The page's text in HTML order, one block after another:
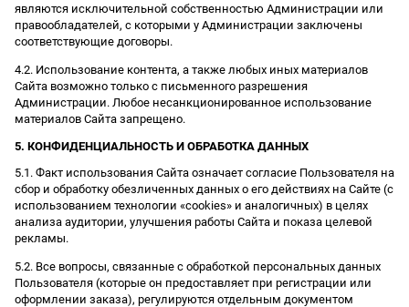
являются исключительной собственностью Администрации или
правообладателей, с которыми у Администрации заключены
соответствующие договоры.
4.2. Использование контента, а также любых иных материалов
Сайта возможно только с письменного разрешения
Администрации. Любое несанкционированное использование
материалов Сайта запрещено.
5. КОНФИДЕНЦИАЛЬНОСТЬ И ОБРАБОТКА ДАННЫХ
5.1. Факт использования Сайта означает согласие Пользователя на
сбор и обработку обезличенных данных о его действиях на Сайте (с
использованием технологии «cookies» и аналогичных) в целях
анализа аудитории, улучшения работы Сайта и показа целевой
рекламы.
5.2. Все вопросы, связанные с обработкой персональных данных
Пользователя (которые он предоставляет при регистрации или
оформлении заказа), регулируются отдельным документом